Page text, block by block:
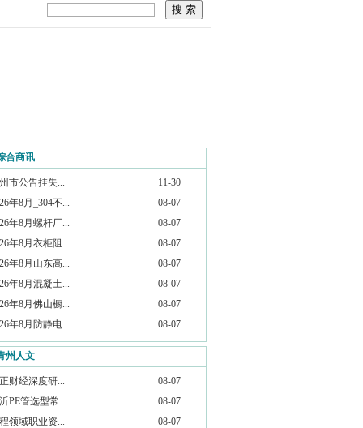
合商讯
市公告挂失...
11-30
年8月_304不...
08-07
年8月螺杆厂...
08-07
年8月衣柜阻...
08-07
年8月山东高...
08-07
年8月混凝土...
08-07
年8月佛山橱...
08-07
年8月防静电...
08-07
州人文
财经深度研...
08-07
PE管选型常...
08-07
领域职业资...
08-07